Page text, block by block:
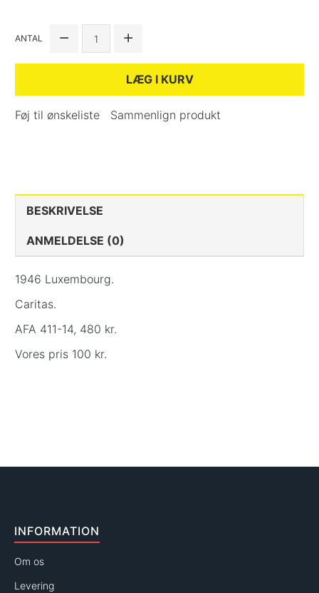
ANTAL
LÆG I KURV
Føj til ønskeliste Sammenlign produkt
BESKRIVELSE
ANMELDELSE (0)
1946 Luxembourg.
Caritas.
AFA 411-14, 480 kr.
Vores pris 100 kr.
INFORMATION
Om os
Levering